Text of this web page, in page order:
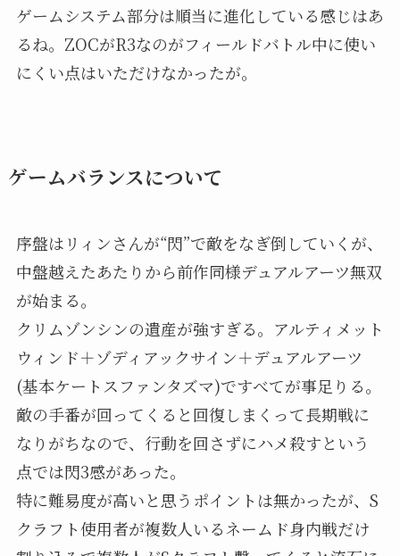
ゲームシステム部分は順当に進化している感じはあ
るね。ZOCがR3なのがフィールドバトル中に使い
にくい点はいただけなかったが。
ゲームバランスについて
序盤はリィンさんが“閃”で敵をなぎ倒していくが、
中盤越えたあたりから前作同様デュアルアーツ無双
が始まる。
クリムゾンシンの遺産が強すぎる。アルティメット
ウィンド＋ゾディアックサイン＋デュアルアーツ
(基本ケートスファンタズマ)ですべてが事足りる。
敵の手番が回ってくると回復しまくって長期戦に
なりがちなので、行動を回さずにハメ殺すという
点では閃3感があった。
特に難易度が高いと思うポイントは無かったが、S
クラフト使用者が複数人いるネームド身内戦だけ